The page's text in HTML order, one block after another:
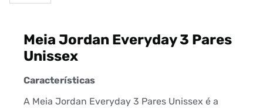
Meia Jordan Everyday 3 Pares
Unissex
Características
A Meia Jordan Everyday 3 Pares Unissex é a